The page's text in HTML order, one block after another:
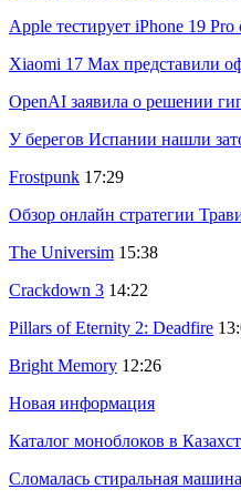
Apple тестирует iPhone 19
Xiaomi 17 Max представили
OpenAI заявила о решении
У берегов Испании нашли
Frostpunk 17:29
Обзор онлайн стратегии
The Universim 15:38
Crackdown 3 14:22
Pillars of Eternity 2: Deadfire
Bright Memory 12:26
Новая информация
Каталог моноблоков в
Сломалась стиральная